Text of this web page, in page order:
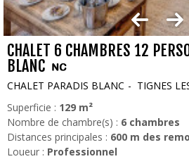
CHALET 6 CHAMBRES 12
BLANC
CHALET PARADIS BLANC
TIGNES
Superficie : 129 m²
Nombre de chambre(s) : 6 chambres
Distances principales : 600 m des
Loueur : Professionnel